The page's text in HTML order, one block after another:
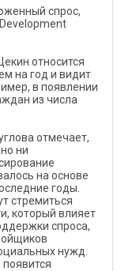
спрос,
относится
на год и видит
в появлении
из числа
отмечает,
ни
на основе
годы.
стремиться
который влияет
спроса,
нужд.